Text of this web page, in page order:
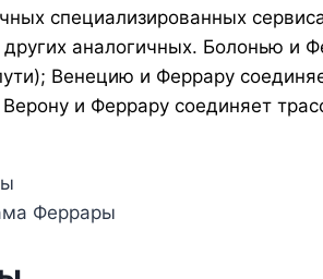
специализированных
других аналогичных. Болонью и
Венецию и Феррару
Верону и Феррару соединяет
Феррары